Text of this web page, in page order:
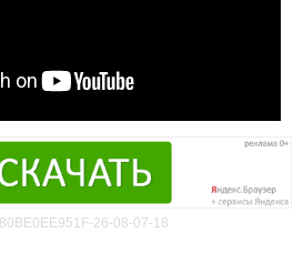
26-08-07-18